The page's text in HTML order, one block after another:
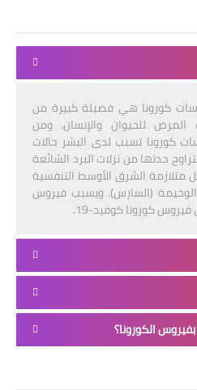
كورونا هي فصيلة كبيرة من
للحيوان والإنسان. ومن
كورونا تسبب لدى البشر حالات
حدتها من نزلات البرد الشائعة
متلازمة الشرق الأوسط التنفسية
الوخيمة (السارس). ويسبب فيروس
كورونا كوفيد-19.
الكورونا؟